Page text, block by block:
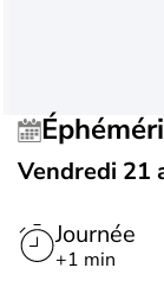
Vendredi 21
Journée
+1 min